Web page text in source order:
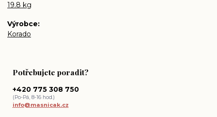
19.8 kg
Výrobce
Korado
Potřebujete poradit?
+420 775 308 750
(Po-Pá, 8-16 hod.)
info@masnicak.cz